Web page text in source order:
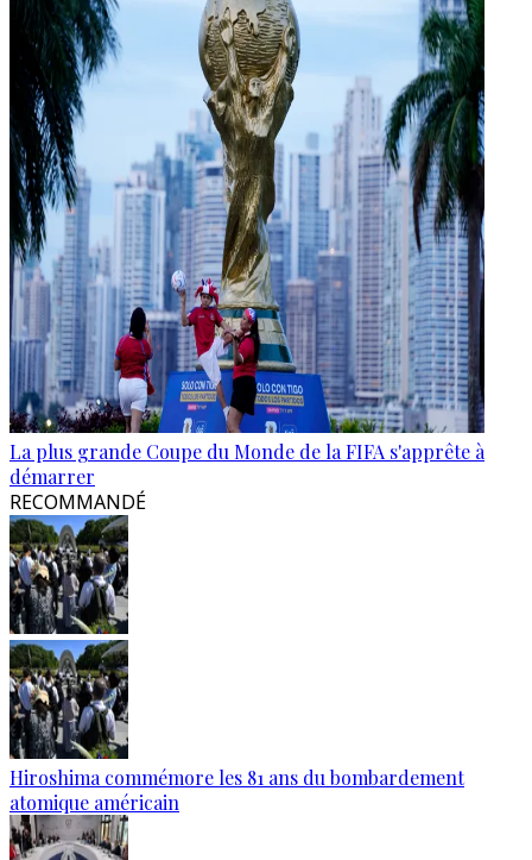
La plus grande Coupe du Monde de la FIFA s'apprête à
démarrer
RECOMMANDÉ
Hiroshima commémore les 81 ans du bombardement
atomique américain